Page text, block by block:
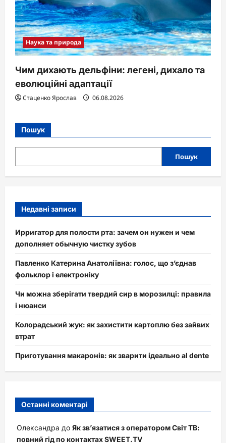
Наука та природа
Чим дихають дельфіни: легені, дихало та
еволюційні адаптації
Стаценко Ярослав 06.08.2026
Пошук
Пошук
Недавні записи
Ирригатор для полости рта: зачем он нужен и чем
дополняет обычную чистку зубов
Павленко Катерина Анатоліївна: голос, що з’єднав
фольклор і електроніку
Чи можна зберігати твердий сир в морозилці: правила
і нюанси
Колорадський жук: як захистити картоплю без зайвих
втрат
Приготування макаронів: як зварити ідеально al dente
Останні коментарі
Олександра до Як зв’язатися з оператором Світ ТВ:
повний гід по контактах SWEET.TV